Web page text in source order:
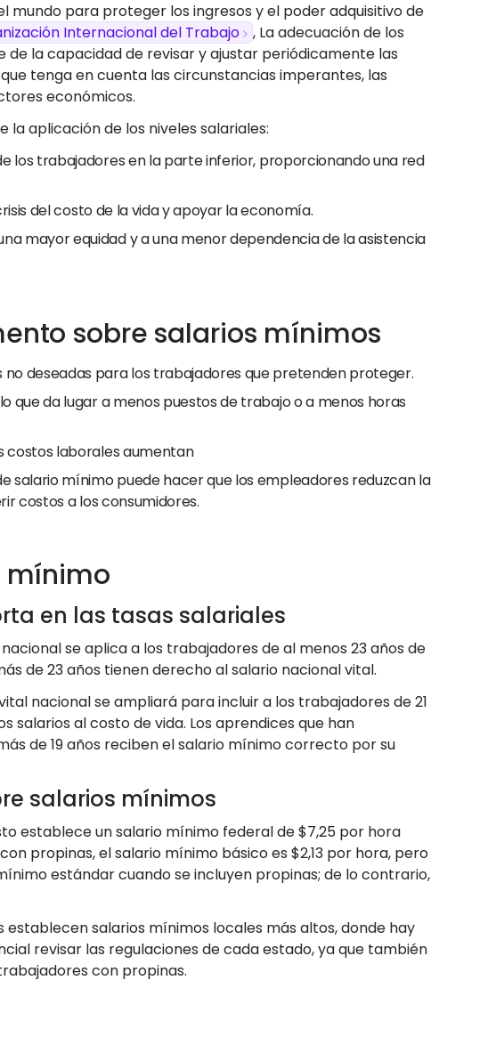
mundo para proteger los ingresos y el poder adquisitivo de
Internacional del Trabajo
, La adecuación de los
la capacidad de revisar y ajustar periódicamente las
tenga en cuenta las circunstancias imperantes, las
económicos.
la aplicación de los niveles salariales:
los trabajadores en la parte inferior, proporcionando una red
del costo de la vida y apoyar la economía.
mayor equidad y a una menor dependencia de la asistencia
sobre salarios mínimos
deseadas para los trabajadores que pretenden proteger.
que da lugar a menos puestos de trabajo o a menos horas
costos laborales aumentan
salario mínimo puede hacer que los empleadores reduzcan la
costos a los consumidores.
mínimo
en las tasas salariales
se aplica a los trabajadores de al menos 23 años de
de 23 años tienen derecho al salario nacional vital.
nacional se ampliará para incluir a los trabajadores de 21
salarios al costo de vida. Los aprendices que han
de 19 años reciben el salario mínimo correcto por su
salarios mínimos
establece un salario mínimo federal de $7,25 por hora
propinas, el salario mínimo básico es $2,13 por hora, pero
estándar cuando se incluyen propinas; de lo contrario,
salarios mínimos locales más altos, donde hay
revisar las regulaciones de cada estado, ya que también
con propinas.